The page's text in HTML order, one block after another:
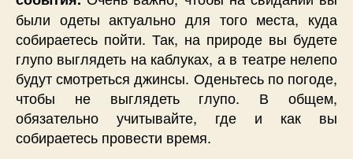
были одеты актуально для того места, куда
собираетесь пойти. Так, на природе вы будете
глупо выглядеть на каблуках, а в театре нелепо
будут смотреться джинсы. Оденьтесь по погоде,
чтобы не выглядеть глупо. В общем,
обязательно учитывайте, где и как вы
собираетесь провести время.